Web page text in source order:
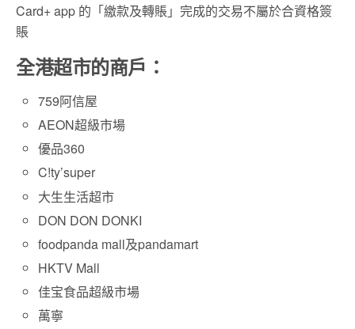
Card+ app 的「繳款及轉賬」完成的交易不屬於合資格簽
賬
全港超市的商戶：
759阿信屋
AEON超級市場
優品360
C!ty’super
大生生活超市
DON DON DONKI
foodpanda mall及pandamart
HKTV Mall
佳宝食品超級市場
萬寧